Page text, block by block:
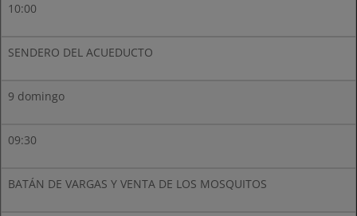
10:00
SENDERO DEL ACUEDUCTO
9 domingo
09:30
BATÁN DE VARGAS Y VENTA DE LOS MOSQUITOS